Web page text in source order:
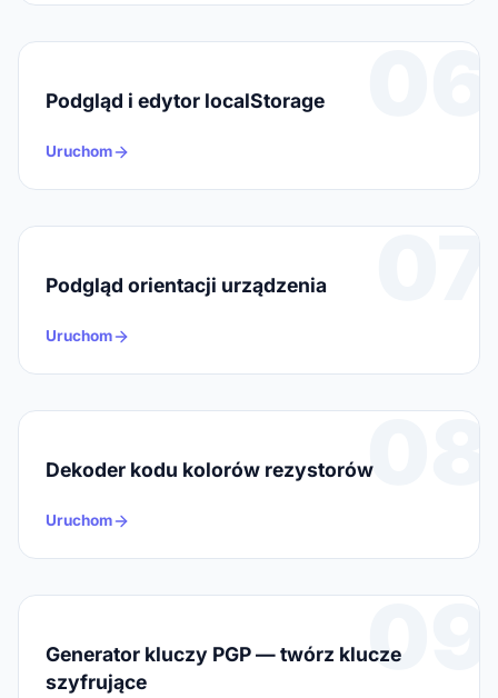
06
Podgląd i edytor localStorage
Uruchom
07
Podgląd orientacji urządzenia
Uruchom
08
Dekoder kodu kolorów rezystorów
Uruchom
09
Generator kluczy PGP — twórz klucze
szyfrujące